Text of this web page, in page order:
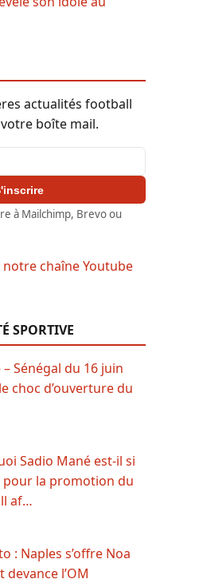
actualités football
boîte mail.
à Mailchimp, Brevo ou
SPORTIVE
– Sénégal du 16 juin
choc d’ouverture du
Sadio Mané est-il si
pour la promotion du
af…
: Naples s’offre Noa
devance l’OM